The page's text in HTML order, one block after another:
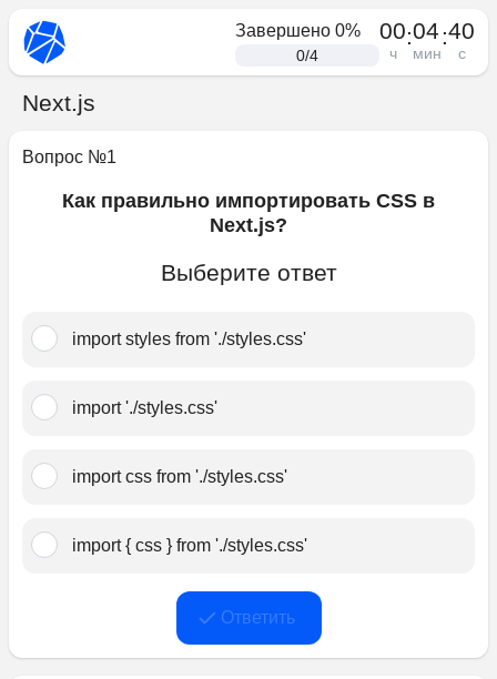
Завершено 0%
0/4
00
ч
:04
мин
:40
с
Next.js
Вопрос №1
Как правильно импортировать CSS в
Next.js?
Выберите ответ
import styles from './styles.css'
import './styles.css'
import css from './styles.css'
import { css } from './styles.css'
Ответить